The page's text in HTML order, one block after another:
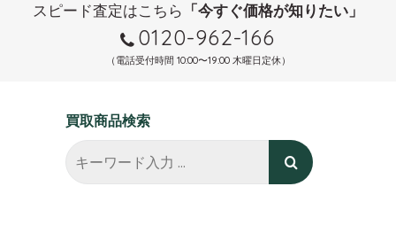
スピード査定はこちら 「今すぐ価格が知りたい」
0120-962-166
（電話受付時間 10:00〜19:00 木曜日定休）
買取商品検索